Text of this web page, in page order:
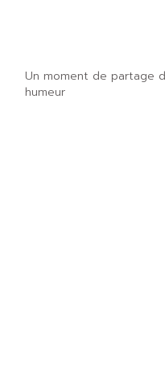
Un moment de partage
humeur